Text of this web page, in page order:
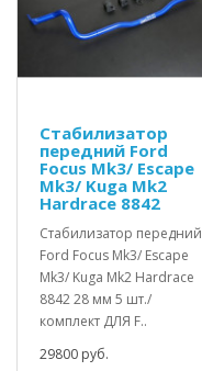
Стабилизатор
передний Ford
Focus Mk3/ Escape
Mk3/ Kuga Mk2
Hardrace 8842
Стабилизатор передний
Ford Focus Mk3/ Escape
Mk3/ Kuga Mk2 Hardrace
8842 28 мм 5 шт./
комплект ДЛЯ F..
29800 руб.